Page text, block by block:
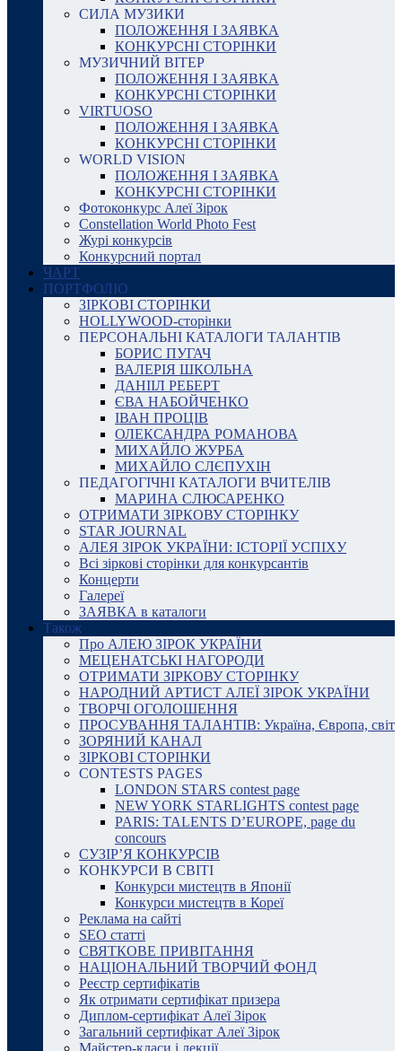
СИЛА МУЗИКИ
ПОЛОЖЕННЯ І ЗАЯВКА
КОНКУРСНІ СТОРІНКИ
МУЗИЧНИЙ ВІТЕР
ПОЛОЖЕННЯ І ЗАЯВКА
КОНКУРСНІ СТОРІНКИ
VIRTUOSO
ПОЛОЖЕННЯ І ЗАЯВКА
КОНКУРСНІ СТОРІНКИ
WORLD VISION
ПОЛОЖЕННЯ І ЗАЯВКА
КОНКУРСНІ СТОРІНКИ
Фотоконкурс Алеї Зірок
Constellation World Photo Fest
Журі конкурсів
Конкурсний портал
ЧАРТ
ПОРТФОЛІО
ЗІРКОВІ СТОРІНКИ
HOLLYWOOD-сторінки
ПЕРСОНАЛЬНІ КАТАЛОГИ ТАЛАНТІВ
БОРИС ПУГАЧ
ВАЛЕРІЯ ШКОЛЬНА
ДАНІІЛ РЕБЕРТ
ЄВА НАБОЙЧЕНКО
ІВАН ПРОЦІВ
ОЛЕКСАНДРА РОМАНОВА
МИХАЙЛО ЖУРБА
МИХАЙЛО СЛЄПУХІН
ПЕДАГОГІЧНІ КАТАЛОГИ ВЧИТЕЛІВ
МАРИНА СЛЮСАРЕНКО
ОТРИМАТИ ЗІРКОВУ СТОРІНКУ
STAR JOURNAL
АЛЕЯ ЗІРОК УКРАЇНИ: ІСТОРІЇ УСПІХУ
Всі зіркові сторінки для конкурсантів
Концерти
Галереї
ЗАЯВКА в каталоги
Також
Про АЛЕЮ ЗІРОК УКРАЇНИ
МЕЦЕНАТСЬКІ НАГОРОДИ
ОТРИМАТИ ЗІРКОВУ СТОРІНКУ
НАРОДНИЙ АРТИСТ АЛЕЇ ЗІРОК УКРАЇНИ
ТВОРЧІ ОГОЛОШЕННЯ
ПРОСУВАННЯ ТАЛАНТІВ: Україна, Європа, світ
ЗОРЯНИЙ КАНАЛ
ЗІРКОВІ СТОРІНКИ
CONTESTS PAGES
LONDON STARS contest page
NEW YORK STARLIGHTS contest page
PARIS: TALENTS D’EUROPE, page du
concours
СУЗІР’Я КОНКУРСІВ
КОНКУРСИ В СВІТІ
Конкурси мистецтв в Японії
Конкурси мистецтв в Кореї
Реклама на сайті
SEO статті
СВЯТКОВЕ ПРИВІТАННЯ
НАЦІОНАЛЬНИЙ ТВОРЧИЙ ФОНД
Реєстр сертифікатів
Як отримати сертифікат призера
Диплом-сертифікат Алеї Зірок
Загальний сертифікат Алеї Зірок
Майстер-класи і лекції